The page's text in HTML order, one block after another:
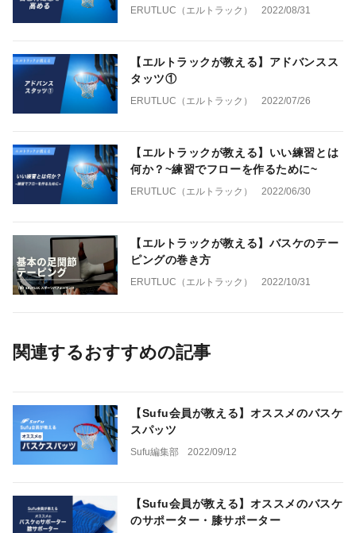
ERUTLUC（エルトラック） 2022/08/31
【エルトラックが教える】アドバンスス
タッツ①
ERUTLUC（エルトラック） 2022/07/26
【エルトラックが教える】いい練習とは
何か？~練習でフローを作るために~
ERUTLUC（エルトラック） 2022/06/30
【エルトラックが教える】バスケのテー
ピングの巻き方
ERUTLUC（エルトラック） 2022/10/31
関連するおすすめの記事
【Sufu会員が教える】オススメのバスケ
スパッツ
Sufu編集部 2022/09/12
【Sufu会員が教える】オススメのバスケ
のサポーター・膝サポーター